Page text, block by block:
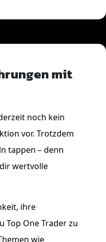
mit
noch kein
vor. Trotzdem
tappen – denn
wertvolle
ihre
Top One Trader zu
wie